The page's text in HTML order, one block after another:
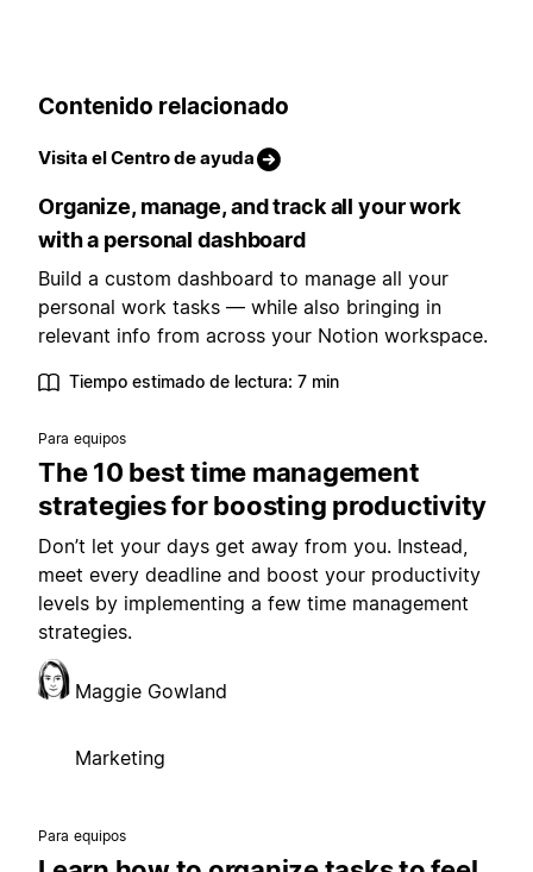
Contenido relacionado
Visita el Centro de ayuda
Organize, manage, and track all your work
with a personal dashboard
Build a custom dashboard to manage all your
personal work tasks — while also bringing in
relevant info from across your Notion workspace.
Tiempo estimado de lectura: 7 min
Para equipos
The 10 best time management
strategies for boosting productivity
Don’t let your days get away from you. Instead,
meet every deadline and boost your productivity
levels by implementing a few time management
strategies.
Maggie Gowland
Marketing
Para equipos